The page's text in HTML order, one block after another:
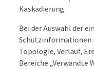
Kaskadierung.
Bei der Auswahl der
Schutzinformationen
Topologie, Verlauf,
Bereiche „Verwandte